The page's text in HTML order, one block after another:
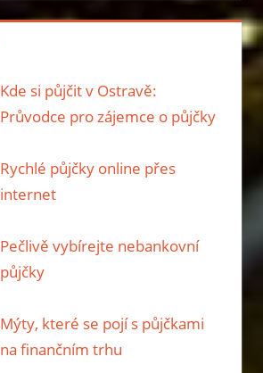
Kde si půjčit v Ostravě:
Průvodce pro zájemce o půjčky
Rychlé půjčky online přes
internet
Pečlivě vybírejte nebankovní
půjčky
Mýty, které se pojí s půjčkami
na finančním trhu